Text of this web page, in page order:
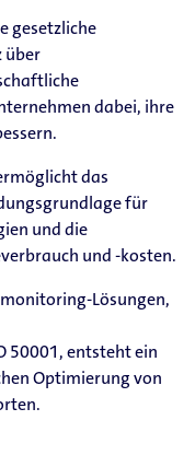
gesetzliche
über
dabei, ihre
das
für
und die
und -kosten.
Lösungen,
50001, entsteht ein
Optimierung von